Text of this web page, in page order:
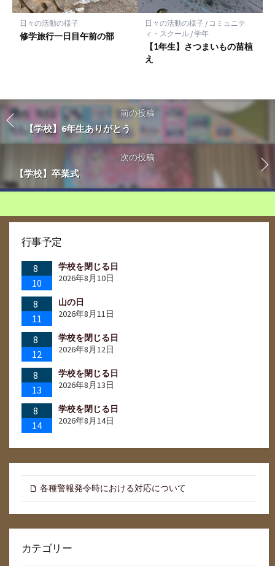
日々の活動の様子
修学旅行一日目午前の部
日々の活動の様子/ コミュニテ
ィ・スクール/学年
【1年生】さつまいもの苗植
え
前の投稿
【学校】6年生ありがとう
次の投稿
【学校】卒業式
行事予定
8
10
学校を閉じる日
2026年8月10日
8
11
山の日
2026年8月11日
8
12
学校を閉じる日
2026年8月12日
8
13
学校を閉じる日
2026年8月13日
8
14
学校を閉じる日
2026年8月14日
各種警報発令時における対応について
カテゴリー